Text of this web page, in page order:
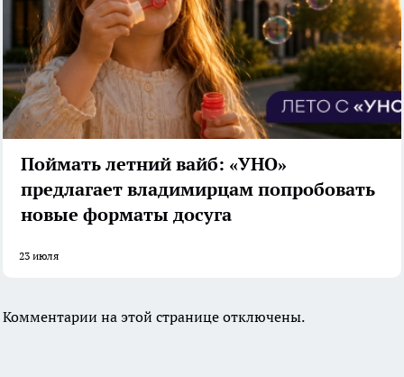
Поймать летний вайб: «УНО»
предлагает владимирцам попробовать
новые форматы досуга
23 июля
Комментарии на этой странице отключены.